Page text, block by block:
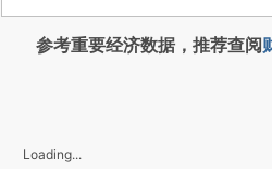
参考重要经济数据，推荐查阅
Loading...